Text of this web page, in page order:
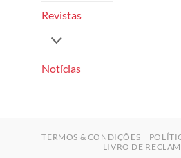
Revistas
Notícias
TERMOS & CONDIÇÕES
LIVRO DE